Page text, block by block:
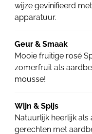
wijze gevinifieerd
apparatuur.
Geur & Smaak
Mooie fruitige rosé
zomerfruit als
mousse!
Wijn & Spijs
Natuurlijk heerlijk als
gerechten met